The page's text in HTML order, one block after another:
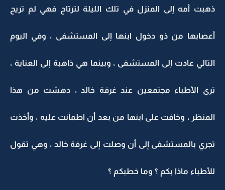
ذهبت أمه إلى المنزل في تلك الليلة لترتاح فهي لم تريح
أعصابها من ذو دخول ابنها إلى المستشفى ، وفي اليوم
التالي عادت إلى المستشفى ، وبينما هي ذاهبة إلى العناية ،
ترى الأطباء مجتمعين عند غرفة خالد ، دهشت من هذا
المنظر ، وخافت على ابنها من بعد أن اطمأنت عليه ، وأخذت
تجري بالمستشفى إلى أن وصلت إلى غرفة خالد ، وهي تقول
للأطباء ماذا بكم ؟ وما خطبكم ؟